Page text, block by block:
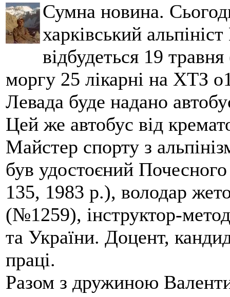
Сумна новина.
харківський
відбудеться 19
моргу 25 лікарні на ХТЗ
Левада буде надано
Цей же автобус від
Майстер спорту з
був удостоєний
135, 1983 р.), володар
(№1259), інструктор-
та України. Доцент,
праці.
Разом з дружиною